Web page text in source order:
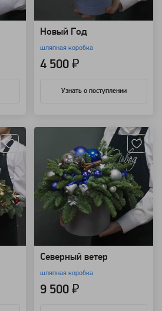
Новый Год
шляпная коробка
4 500 ₽
Узнать о поступлении
Северный ветер
шляпная коробка
9 500 ₽